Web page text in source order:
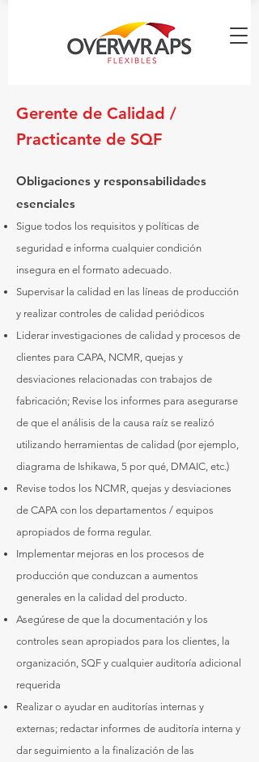
Gerente de Calidad /
Practicante de SQF
Obligaciones y responsabilidades
esenciales
Sigue todos los requisitos y políticas de
seguridad e informa cualquier condición
insegura en el formato adecuado.
Supervisar la calidad en las líneas de producción
y realizar controles de calidad periódicos
Liderar investigaciones de calidad y procesos de
clientes para CAPA, NCMR, quejas y
desviaciones relacionadas con trabajos de
fabricación; Revise los informes para asegurarse
de que el análisis de la causa raíz se realizó
utilizando herramientas de calidad (por ejemplo,
diagrama de Ishikawa, 5 por qué, DMAIC, etc.)
Revise todos los NCMR, quejas y desviaciones
de CAPA con los departamentos / equipos
apropiados de forma regular.
Implementar mejoras en los procesos de
producción que conduzcan a aumentos
generales en la calidad del producto.
Asegúrese de que la documentación y los
controles sean apropiados para los clientes, la
organización, SQF y cualquier auditoría adicional
requerida
Realizar o ayudar en auditorías internas y
externas; redactar informes de auditoría interna y
dar seguimiento a la finalización de las